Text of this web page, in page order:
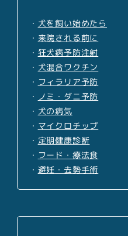
・ 犬を飼い始めたら
・ 来院される前に
・ 狂犬病予防注射
・ 犬混合ワクチン
・ フィラリア予防
・ ノミ・ダニ予防
・ 犬の病気
・ マイクロチップ
・ 定期健康診断
・ フード・療法食
・ 避妊・去勢手術